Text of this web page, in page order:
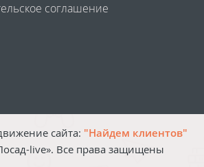
соглашение
сайта: "Найдем клиентов"
live». Все права защищены